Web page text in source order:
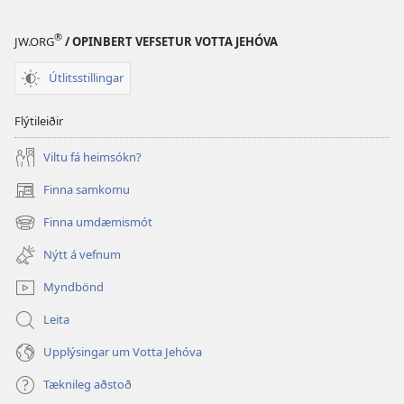
JW.ORG® / OPINBERT VEFSETUR VOTTA JEHÓVA
Útlitsstillingar
Flýtileiðir
Viltu fá heimsókn?
Finna samkomu
(opnast
í
nýjum
glugga)
Finna umdæmismót
(opnast
nýjum
glugga)
Nýtt á vefnum
Myndbönd
Leita
Upplýsingar um Votta Jehóva
Tæknileg aðstoð